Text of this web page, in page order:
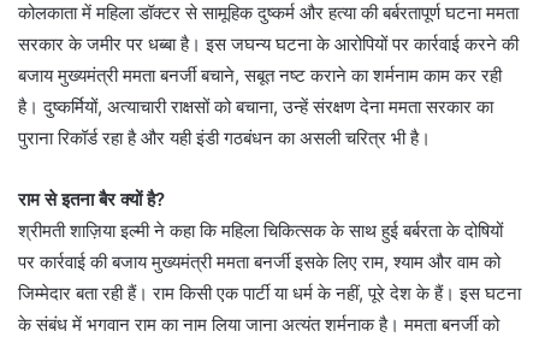
कोलकाता में महिला डॉक्टर से सामूहिक दुष्कर्म और हत्या की बर्बरतापूर्ण घटना ममता
सरकार के जमीर पर धब्बा है। इस जघन्य घटना के आरोपियों पर कार्रवाई करने की
बजाय मुख्यमंत्री ममता बनर्जी बचाने, सबूत नष्ट कराने का शर्मनाम काम कर रही
है। दुष्कर्मियों, अत्याचारी राक्षसों को बचाना, उन्हें संरक्षण देना ममता सरकार का
पुराना रिकॉर्ड रहा है और यही इंडी गठबंधन का असली चरित्र भी है।
राम से इतना बैर क्यों है?
श्रीमती शाज़िया इल्मी ने कहा कि महिला चिकित्सक के साथ हुई बर्बरता के दोषियों
पर कार्रवाई की बजाय मुख्यमंत्री ममता बनर्जी इसके लिए राम, श्याम और वाम को
जिम्मेदार बता रही हैं। राम किसी एक पार्टी या धर्म के नहीं, पूरे देश के हैं। इस घटना
के संबंध में भगवान राम का नाम लिया जाना अत्यंत शर्मनाक है। ममता बनर्जी को